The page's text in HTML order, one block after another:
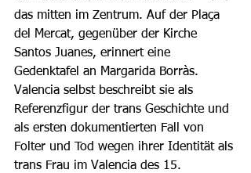
das mitten im Zentrum. Auf der Plaça
del Mercat, gegenüber der Kirche
Santos Juanes, erinnert eine
Gedenktafel an Margarida Borràs.
Valencia selbst beschreibt sie als
Referenzfigur der trans Geschichte und
als ersten dokumentierten Fall von
Folter und Tod wegen ihrer Identität als
trans Frau im Valencia des 15.